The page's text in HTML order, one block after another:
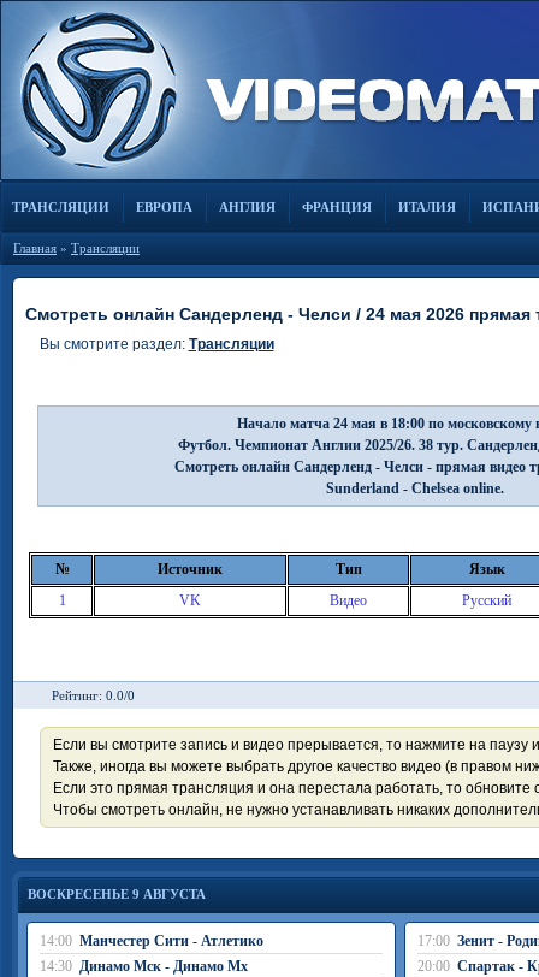
ТРАНСЛЯЦИИ ЕВРОПА АНГЛИЯ ФРАНЦИЯ ИТАЛИЯ
Главная » Трансляции
Смотреть онлайн Сандерленд - Челси / 24 мая 2026 прямая
Вы смотрите раздел: Трансляции
Начало матча 24 мая в 18:00 по московскому
Футбол. Чемпионат Англии 2025/26. 38 тур.
Смотреть онлайн Сандерленд - Челси - прямая видео
Sunderland - Chelsea online.
№ Источник Тип
Язык
1
VK Видео Русский
Рейтинг: 0.0/0
Если вы смотрите запись и видео прерывается, то нажмите на паузу
Также, иногда вы можете выбрать другое качество видео (в правом
Если это прямая трансляция и она перестала работать, то обновите
Чтобы смотреть онлайн, не нужно устанавливать никаких
ВОСКРЕСЕНЬЕ 9 АВГУСТА
14:00 Манчестер Сити - Атлетико
14:30 Динамо Мск - Динамо Мх
17:00 Зенит -
20:00 Спартак -